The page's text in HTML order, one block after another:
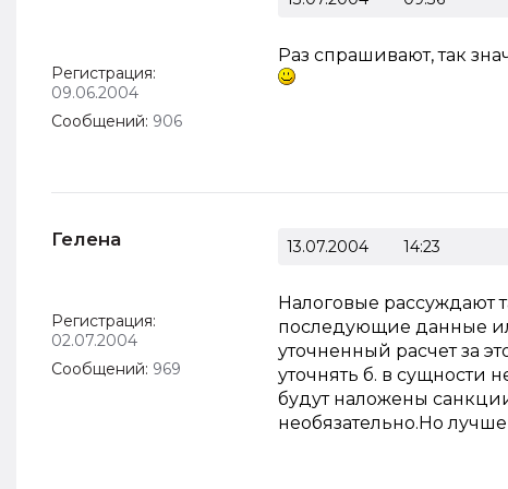
Регистрация:
09.06.2004
Сообщений: 906
Раз спрашивают, так
Гелена
Регистрация:
02.07.2004
Сообщений: 969
13.07.2004 14:23
Налоговые рассуждают
последующие данные
уточненный расчет за
уточнять б. в сущности
будут наложены
необязательно.Но